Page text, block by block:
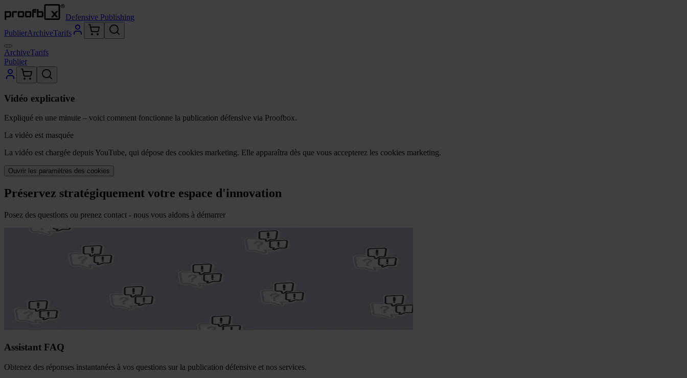
Defensive Publishing
PublierArchiveTarifs
ArchiveTarifs
Publier
Vidéo explicative
Expliqué en une minute – voici comment fonctionne la publication défensive via Proofbox.
La vidéo est masquée
La vidéo est chargée depuis YouTube, qui dépose des cookies marketing. Elle apparaîtra dès que vous accepterez les cookies marketing.
Ouvrir les paramètres des cookies
Préservez stratégiquement votre espace d'innovation
Posez des questions ou prenez contact - nous vous aidons à démarrer
Assistant FAQ
Obtenez des réponses instantanées à vos questions sur la publication défensive et nos services.